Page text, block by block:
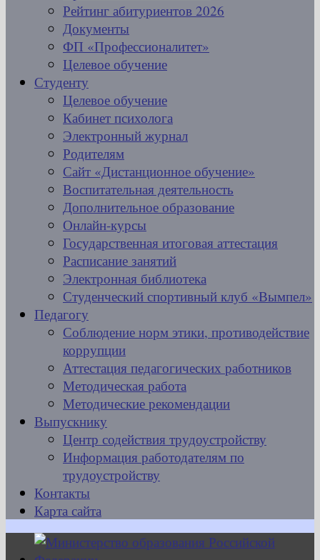
Рейтинг абитуриентов 2026
Документы
ФП «Профессионалитет»
Целевое обучение
Студенту
Целевое обучение
Кабинет психолога
Электронный журнал
Родителям
Сайт «Дистанционное обучение»
Воспитательная деятельность
Дополнительное образование
Онлайн-курсы
Государственная итоговая аттестация
Расписание занятий
Электронная библиотека
Студенческий спортивный клуб «Вымпел»
Педагогу
Соблюдение норм этики, противодействие
коррупции
Аттестация педагогических работников
Методическая работа
Методические рекомендации
Выпускнику
Центр содействия трудоустройству
Информация работодателям по
трудоустройству
Контакты
Карта сайта